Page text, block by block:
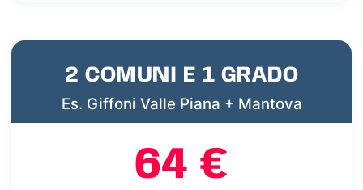
2 COMUNI E 1 GRADO
Es. Giffoni Valle Piana + Mantova
64 €